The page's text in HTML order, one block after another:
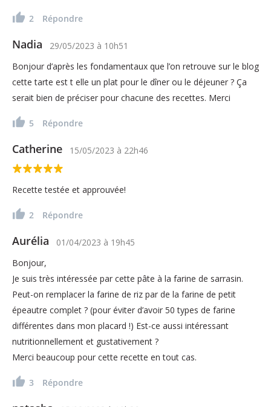
2 Répondre
Nadia 29/05/2023 à 10h51
Bonjour d’après les fondamentaux que l’on retrouve sur le blog
cette tarte est t elle un plat pour le dîner ou le déjeuner ? Ça
serait bien de préciser pour chacune des recettes. Merci
5 Répondre
Catherine 15/05/2023 à 22h46
Recette testée et approuvée!
2 Répondre
Aurélia 01/04/2023 à 19h45
Bonjour,
Je suis très intéressée par cette pâte à la farine de sarrasin.
Peut-on remplacer la farine de riz par de la farine de petit
épeautre complet ? (pour éviter d’avoir 50 types de farine
différentes dans mon placard !) Est-ce aussi intéressant
nutritionnellement et gustativement ?
Merci beaucoup pour cette recette en tout cas.
3 Répondre